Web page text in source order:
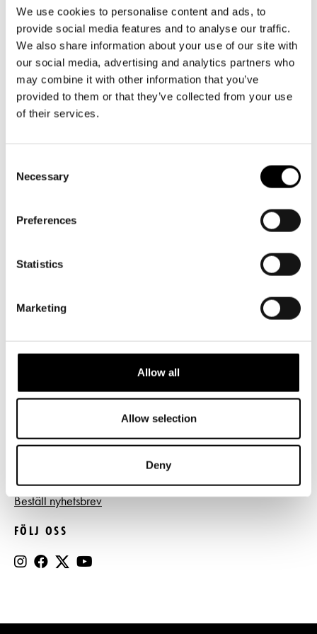
We use cookies to personalise content and ads, to
provide social media features and to analyse our traffic.
We also share information about your use of our site with
our social media, advertising and analytics partners who
may combine it with other information that you’ve
provided to them or that they’ve collected from your use
of their services.
Selection
Necessary
Preferences
Statistics
Marketing
Allow all
Allow selection
Deny
Presentkort
Tillgänglighet
Frågor & svar
Platskarta
Företag
Guidning
Teaterns verksamhet
Ensemble
Historia
Svenska Teatern Live
LOGGA IN
info@svenskateatern.fi
BILJETTER
Köp biljetter
Biljettkassan öppnar 11.8
Norra esplanaden 2
LÄNKAR
Frågor & svar
Press
Register- och dataskyddsbeskrivning
Beställ nyhetsbrev
FÖLJ OSS